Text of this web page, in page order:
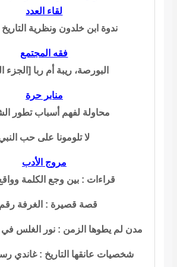
لقاء العدد
ندوة ابن خلدون ونظرية التاريخ
فقه المجتمع
البورصة، ريبة أم ربا [الجزء
منابر حرة
محاولة لفهم أسباب تطور
لا تلومونا على حب
مروج الأدب
قراءات : بين وجع الكلمة
قصة قصيرة : الغرفة رقم
مدن لم يطوها الزمن : نور الغلس في
شخصيات عانقها التاريخ : غاندي